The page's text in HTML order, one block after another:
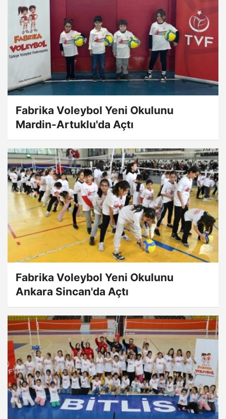
Fabrika Voleybol Yeni Okulunu
Mardin-Artuklu'da Açtı
Fabrika Voleybol Yeni Okulunu
Ankara Sincan'da Açtı